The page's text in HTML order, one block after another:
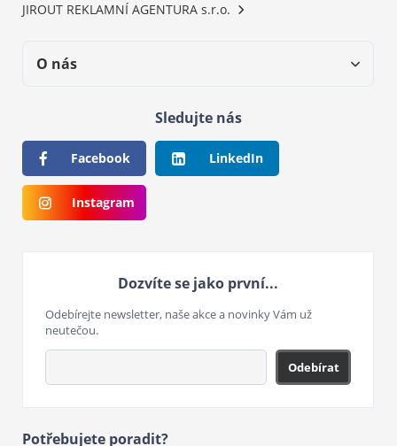
JIROUT REKLAMNÍ AGENTURA s.r.o.
O nás
Sledujte nás
Facebook LinkedIn
Instagram
Dozvíte se jako první...
Odebírejte newsletter, naše akce a novinky Vám už
neutečou.
Odebírat
Potřebujete poradit?